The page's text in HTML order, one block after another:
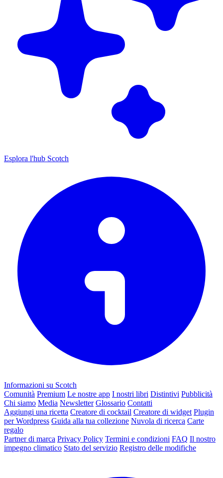
Esplora l'hub Scotch
Informazioni su Scotch
Comunità Premium Le nostre app I nostri libri Distintivi Pubblicità
Chi siamo Media Newsletter Glossario Contatti
Aggiungi una ricetta Creatore di cocktail Creatore di widget Plugin
per Wordpress Guida alla tua collezione Nuvola di ricerca Carte
regalo
Partner di marca Privacy Policy Termini e condizioni FAQ Il nostro
impegno climatico Stato del servizio Registro delle modifiche